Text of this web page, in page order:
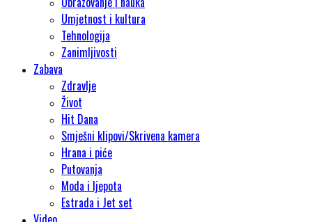
Umjetnost i kultura
Tehnologija
Zanimljivosti
Zabava
Zdravlje
Život
Hit Dana
Smješni klipovi/Skrivena kamera
Hrana i piće
Putovanja
Moda i ljepota
Estrada i Jet set